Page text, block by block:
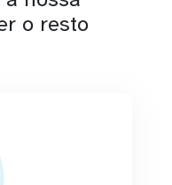
o resto